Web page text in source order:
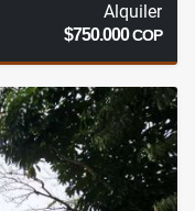
Alquiler
$750.000COP